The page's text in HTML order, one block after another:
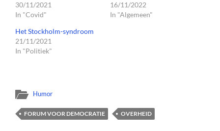
30/11/2021
In "Covid"
16/11/2022
In "Algemeen"
Het Stockholm-syndroom
21/11/2021
In "Politiek"
Humor
FORUM VOOR DEMOCRATIE OVERHEID